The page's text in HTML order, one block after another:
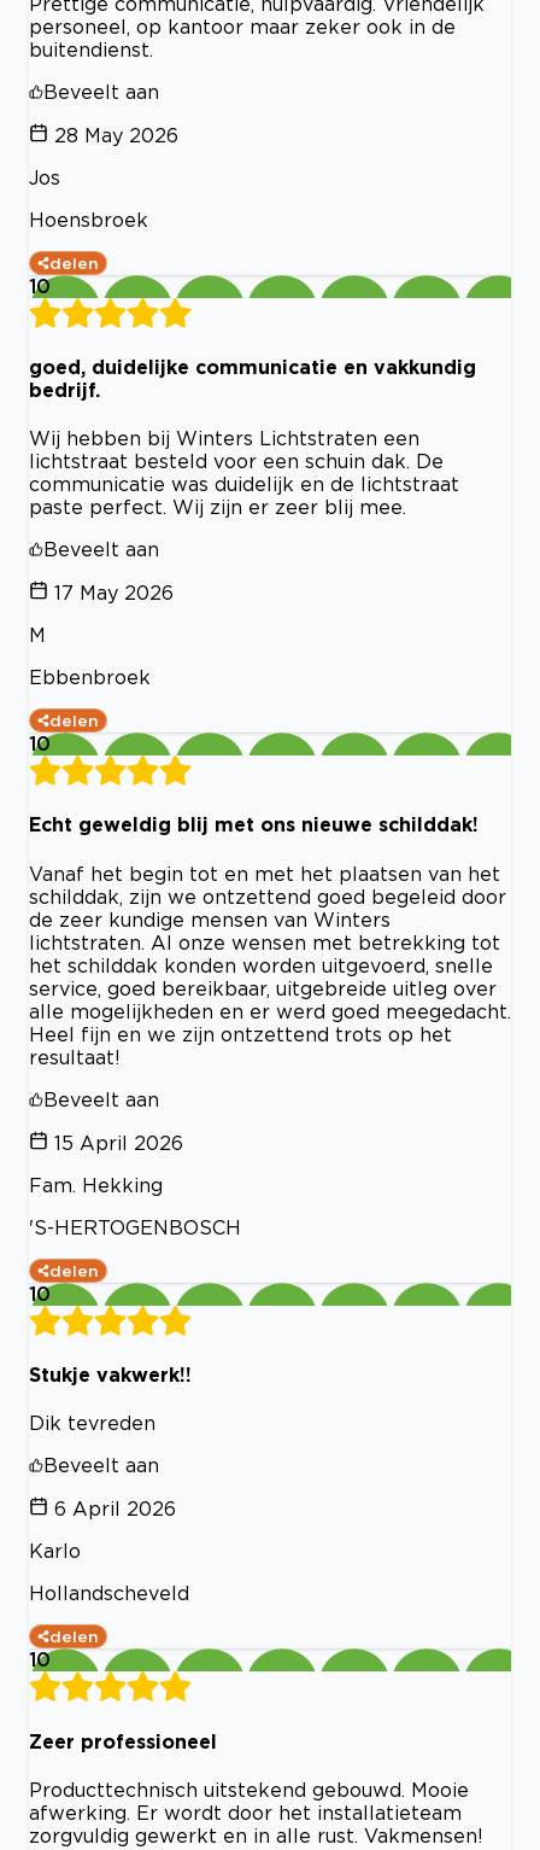
personeel, op kantoor maar zeker ook in de
buitendienst.
Beveelt aan
28 May 2026
Jos
Hoensbroek
delen
10
goed, duidelijke communicatie en vakkundig
bedrijf.
Wij hebben bij Winters Lichtstraten een
lichtstraat besteld voor een schuin dak. De
communicatie was duidelijk en de lichtstraat
paste perfect. Wij zijn er zeer blij mee.
Beveelt aan
17 May 2026
M
Ebbenbroek
delen
10
Echt geweldig blij met ons nieuwe schilddak!
Vanaf het begin tot en met het plaatsen van het
schilddak, zijn we ontzettend goed begeleid door
de zeer kundige mensen van Winters
lichtstraten. Al onze wensen met betrekking tot
het schilddak konden worden uitgevoerd, snelle
service, goed bereikbaar, uitgebreide uitleg over
alle mogelijkheden en er werd goed meegedacht.
Heel fijn en we zijn ontzettend trots op het
resultaat!
Beveelt aan
15 April 2026
Fam. Hekking
'S-HERTOGENBOSCH
delen
10
Stukje vakwerk!!
Dik tevreden
Beveelt aan
6 April 2026
Karlo
Hollandscheveld
delen
10
Zeer professioneel
Producttechnisch uitstekend gebouwd. Mooie
afwerking. Er wordt door het installatieteam
zorgvuldig gewerkt en in alle rust. Vakmensen!